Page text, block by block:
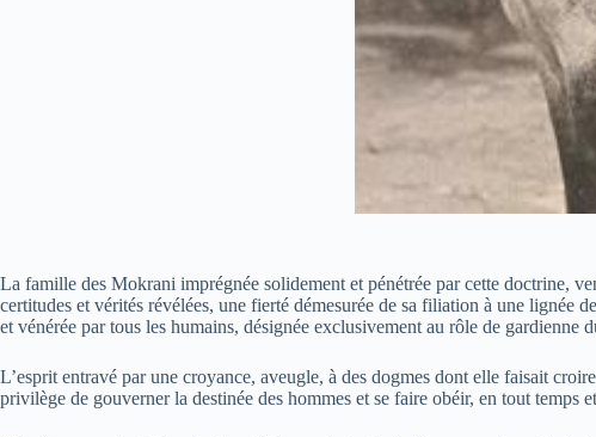
La famille des Mokrani imprégnée solidement et pénétrée par cette doctrine,
certitudes et vérités révélées, une fierté démesurée de sa filiation à une lignée
et vénérée par tous les humains, désignée exclusivement au rôle de gardienne
L’esprit entravé par une croyance, aveugle, à des dogmes dont elle faisait
privilège de gouverner la destinée des hommes et se faire obéir, en tout temps